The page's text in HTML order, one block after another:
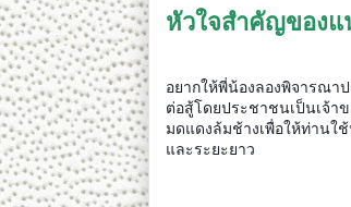
หัวใจสำคัญของแ
อยากให้พี่น้องลองพิจารณา
ต่อสู้โดยประชาชนเป็นเจ้า
มดแดงล้มช้างเพื่อให้ท่านใ
และระยะยาว